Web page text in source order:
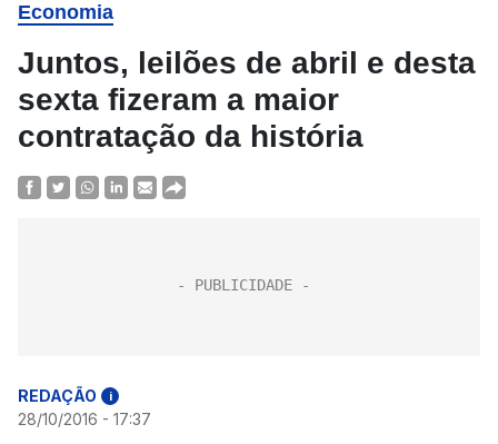
Economia
Juntos, leilões de abril e desta
sexta fizeram a maior
contratação da história
REDAÇÃO i
28/10/2016 - 17:37